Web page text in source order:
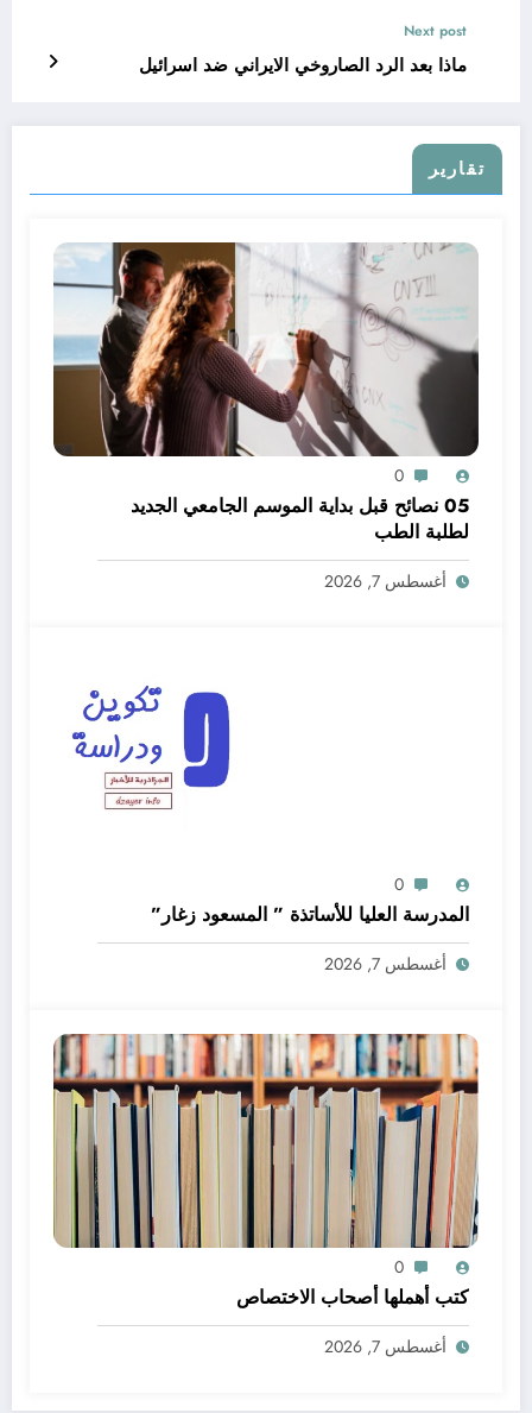
Next post
ماذا بعد الرد الصاروخي الايراني ضد اسرائيل
تقارير
0
05 نصائح قبل بداية الموسم الجامعي الجديد
لطلبة الطب
أغسطس 7, 2026
0
المدرسة العليا للأساتذة ” المسعود زغار”
أغسطس 7, 2026
0
كتب أهملها أصحاب الاختصاص
أغسطس 7, 2026